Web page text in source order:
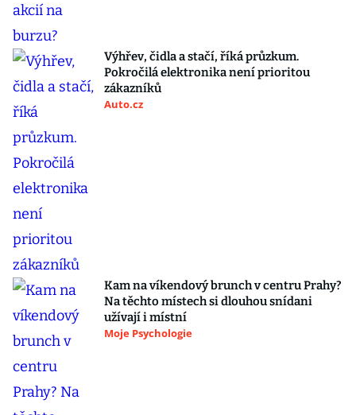
Výhřev, čidla a stačí, říká průzkum.
Pokročilá elektronika není prioritou
zákazníků
Auto.cz
Kam na víkendový brunch v centru Prahy?
Na těchto místech si dlouhou snídani
užívají i místní
Moje Psychologie